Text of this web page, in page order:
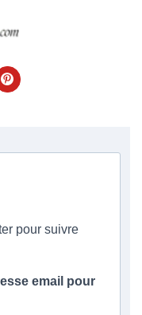
pour suivre
email pour